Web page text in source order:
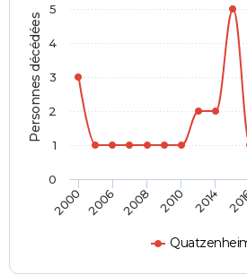
Personnes décédées
2000 2006 2008 2010 2014
0
1
2
3
4
5